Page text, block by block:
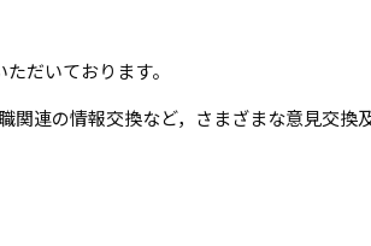
だいております。
連の情報交換など，さまざまな意見交換